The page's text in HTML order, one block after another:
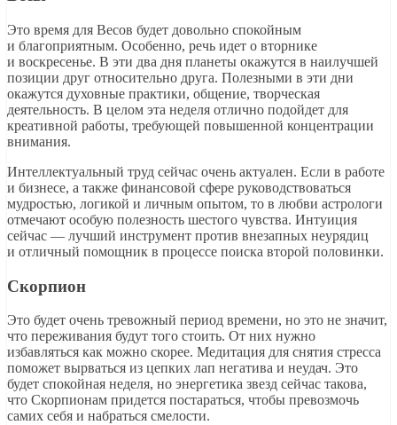
Это время для Весов будет довольно спокойным
и благоприятным. Особенно, речь идет о вторнике
и воскресенье. В эти два дня планеты окажутся в наилучшей
позиции друг относительно друга. Полезными в эти дни
окажутся духовные практики, общение, творческая
деятельность. В целом эта неделя отлично подойдет для
креативной работы, требующей повышенной концентрации
внимания.
Интеллектуальный труд сейчас очень актуален. Если в работе
и бизнесе, а также финансовой сфере руководствоваться
мудростью, логикой и личным опытом, то в любви астрологи
отмечают особую полезность шестого чувства. Интуиция
сейчас — лучший инструмент против внезапных неурядиц
и отличный помощник в процессе поиска второй половинки.
Скорпион
Это будет очень тревожный период времени, но это не значит,
что переживания будут того стоить. От них нужно
избавляться как можно скорее. Медитация для снятия стресса
поможет вырваться из цепких лап негатива и неудач. Это
будет спокойная неделя, но энергетика звезд сейчас такова,
что Скорпионам придется постараться, чтобы превозмочь
самих себя и набраться смелости.